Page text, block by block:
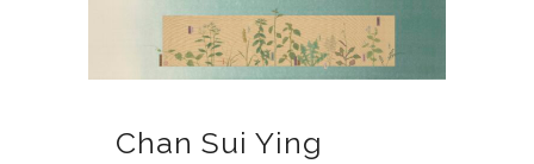
Chan Sui Ying